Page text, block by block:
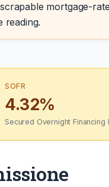
mortgage-
reading.
SOFR
4.32%
Secured Overnight Financing